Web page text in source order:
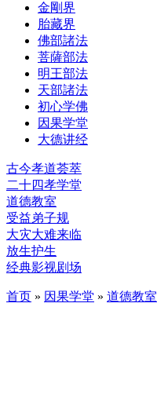
金剛界
胎藏界
佛部諸法
菩薩部法
明王部法
天部諸法
初心学佛
因果学堂
大德讲经
古今孝道荟萃
二十四孝学堂
道德教室
受益弟子规
大灾大难来临
放生护生
经典影视剧场
首页 » 因果学堂 » 道德教室